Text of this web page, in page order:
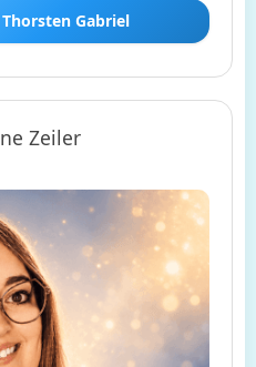
Gabriel
Zeiler